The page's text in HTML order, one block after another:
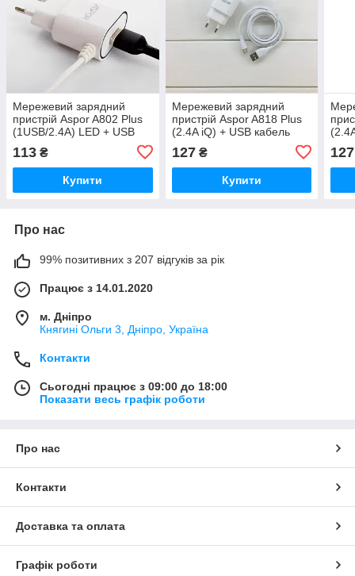
Мережевий зарядний
пристрій Aspor A802 Plus
(1USB/2.4A) LED + USB
113 ₴
Купити
Мережевий зарядний
пристрій Aspor A818 Plus
(2.4A iQ) + USB кабель
127₴
Купити
127
Про нас
99% позитивних з 207 відгуків за рік
Працює з 14.01.2020
м. Дніпро
Княгині Ольги 3, Дніпро, Україна
Контакти
Сьогодні працює з 09:00 до 18:00
Показати весь графік роботи
Про нас
Контакти
Доставка та оплата
Графік роботи